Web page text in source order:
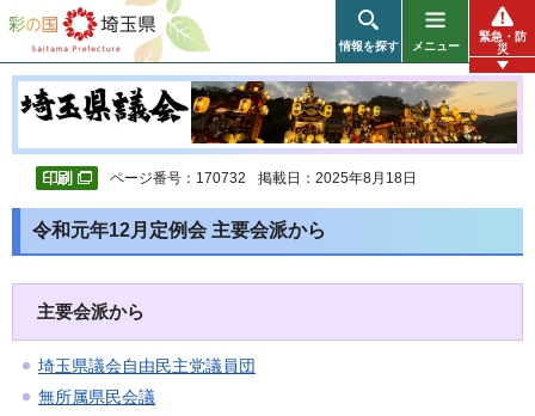
彩の国 埼玉県
情報を探す メニュー
緊急・防
災
ページ番号：170732 掲載日：2025年8月18日
令和元年12月定例会 主要会派から
主要会派から
埼玉県議会自由民主党議員団
無所属県民会議